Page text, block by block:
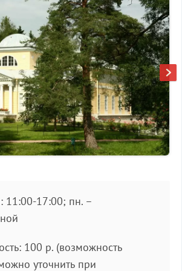
11:00-17:00; пн. –
100 р. (возможность
уточнить при